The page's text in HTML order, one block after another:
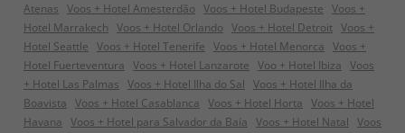
Atenas Voos + Hotel Amesterdão Voos + Hotel Budapeste Voos +
Hotel Marrakech Voos + Hotel Orlando Voos + Hotel Detroit Voos +
Hotel Seattle Voos + Hotel Tenerife Voos + Hotel Menorca Voos +
Hotel Fuerteventura Voos + Hotel Lanzarote Voo + Hotel Ibiza Voos
+ Hotel Las Palmas Voos + Hotel Ilha do Sal Voos + Hotel Ilha da
Boavista Voos + Hotel Casablanca Voos + Hotel Horta Voos + Hotel
Havana Voos + Hotel para Salvador da Baía Voos + Hotel Natal Voos